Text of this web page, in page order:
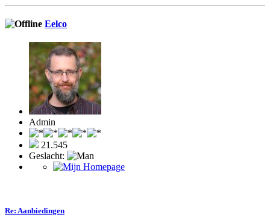
Eelco
Admin
21.545
Geslacht:
Re: Aanbiedingen